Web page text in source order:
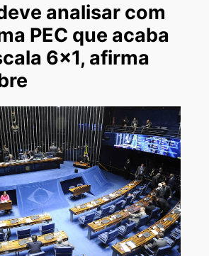
analisar com
PEC que acaba
6×1, afirma